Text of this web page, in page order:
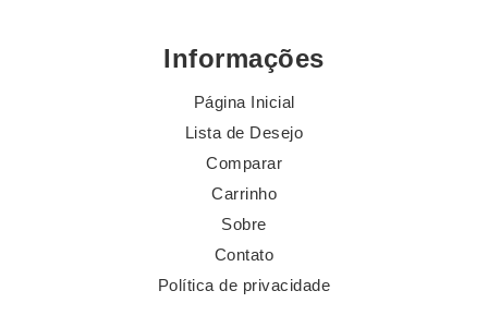
Informações
Página Inicial
Lista de Desejo
Comparar
Carrinho
Sobre
Contato
Política de privacidade